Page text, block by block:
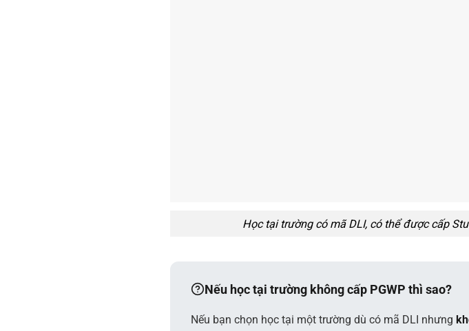
Học tại trường có mã DLI, có thể được cấp
Nếu học tại trường không cấp PGWP thì sao?
Nếu bạn chọn học tại một trường dù có mã DLI nhưng